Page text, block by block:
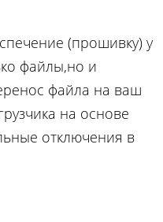
(прошивку) у
файлы,но и
файла на ваш
на основе
отключения в